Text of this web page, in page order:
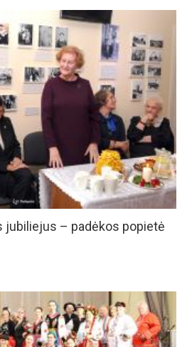
jubiliejus – padėkos popietė